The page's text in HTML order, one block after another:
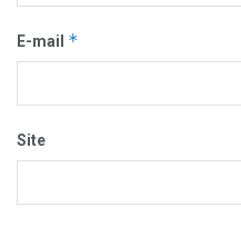
E-mail *
Site